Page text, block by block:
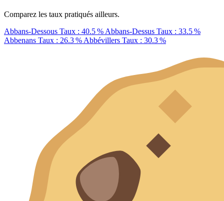
Comparez les taux pratiqués ailleurs.
Abbans-Dessous Taux : 40.5 % Abbans-Dessus Taux : 33.5 %
Abbenans Taux : 26.3 % Abbévillers Taux : 30.3 %